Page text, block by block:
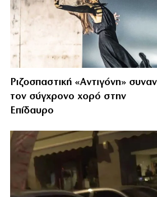
Ριζοσπαστική «Αντιγόνη»
τον σύγχρονο χορό στην
Επίδαυρο